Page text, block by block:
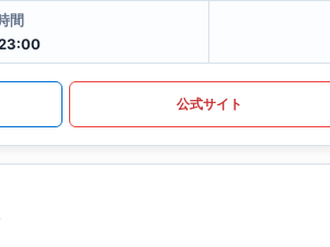
間
公式サイト